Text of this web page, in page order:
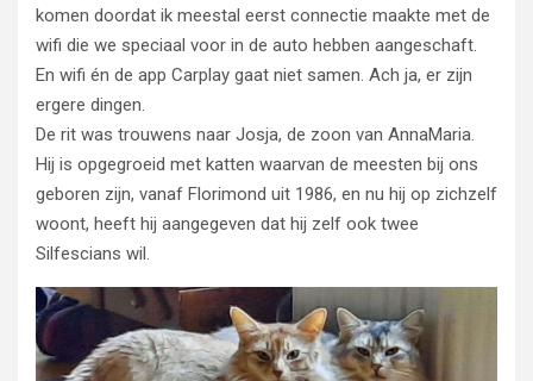
komen doordat ik meestal eerst connectie maakte met de
wifi die we speciaal voor in de auto hebben aangeschaft.
En wifi én de app Carplay gaat niet samen. Ach ja, er zijn
ergere dingen.
De rit was trouwens naar Josja, de zoon van AnnaMaria.
Hij is opgegroeid met katten waarvan de meesten bij ons
geboren zijn, vanaf Florimond uit 1986, en nu hij op zichzelf
woont, heeft hij aangegeven dat hij zelf ook twee
Silfescians wil.